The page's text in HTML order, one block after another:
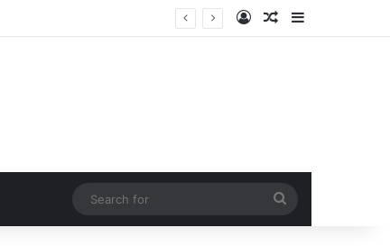
Log InRandom Article
Sidebar
for